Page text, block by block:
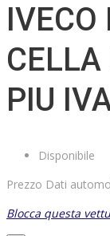
IVECO
CELLA
PIU
Disponibile
Prezzo Dati
Blocca questa